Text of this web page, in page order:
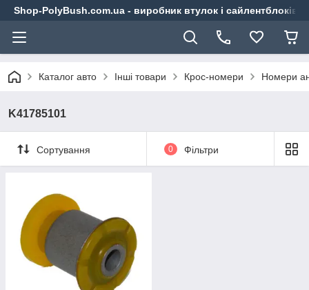
Shop-PolyBush.com.ua - виробник втулок і сайлентблоків
Каталог авто Інші товари Крос-номери Номери
K41785101
Сортування 0 Фільтри